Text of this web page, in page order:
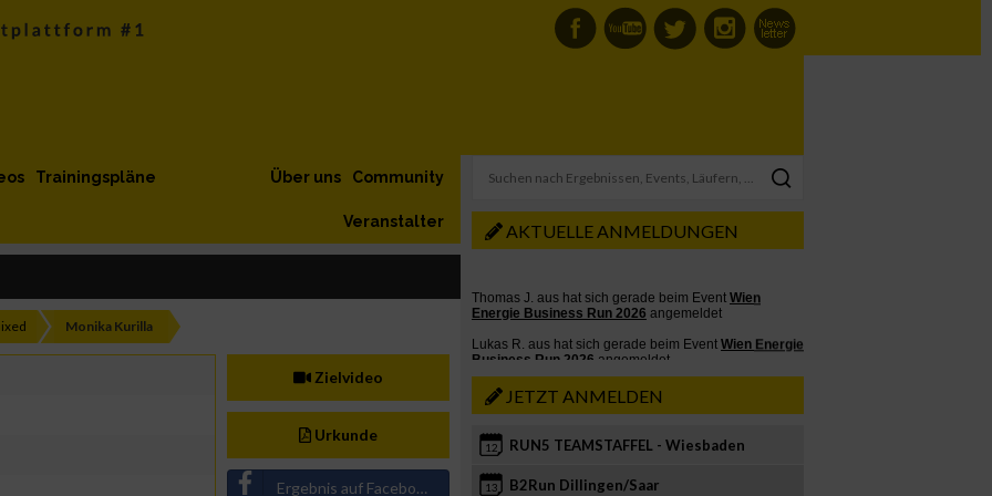
Trainingspläne Community
Über uns
Veranstalter
Monika Kurilla
Zielvideo
Urkunde
Ergebnis auf Facebook teilen
AKTUELLE ANMELDUNGEN
JETZT ANMELDEN
12 RUN5 TEAMSTAFFEL - Wiesbaden
13 B2Run Dillingen/Saar